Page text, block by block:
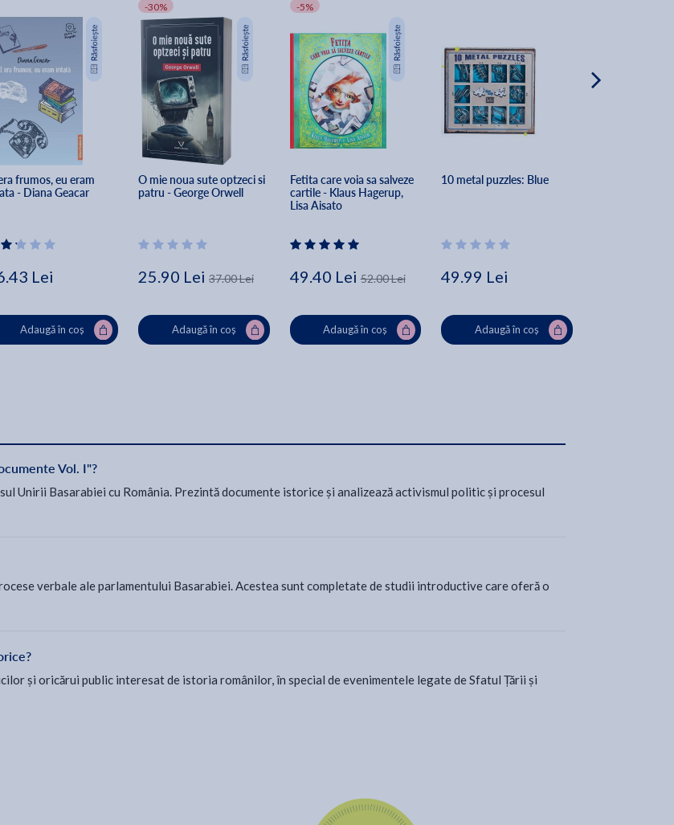
frumos, eu eram
- Diana Geacar
Lei
Adaugă în coș
-30%
O mie noua sute optzeci si
patru - George Orwell
25.90 Lei 37.00 Lei
Adaugă în coș
-5%
Fetita care voia sa salveze
cartile - Klaus Hagerup,
Lisa Aisato
49.40 Lei 52.00 Lei
Adaugă în coș
10 metal puzzles: Blue
49.99 Lei
Adaugă în coș
Vol. I"?
Unirii Basarabiei cu România. Prezintă documente istorice și analizează activismul politic și procesul
verbale ale parlamentului Basarabiei. Acestea sunt completate de studii introductive care oferă o
și oricărui public interesat de istoria românilor, în special de evenimentele legate de Sfatul Țării și